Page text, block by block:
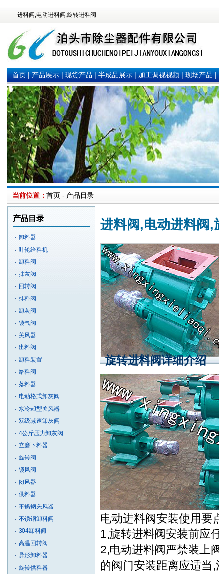
进料阀,电动进料阀,旋转进料阀
首页|产品展示|现货产品|半成品展示|加工调视视频|现场产品|
当前位置： 首页 - 产品目录
产品目录
卸料器
叶轮给料机
卸料阀
排灰阀
回转阀
排料阀
卸灰阀
锁气阀
关风器
出料阀
卸料装置
给料阀
落料器
电动格式卸灰阀
水冷却型关风器
双级减速卸灰阀
4公斤压力卸灰阀
立磨下料器
旋转阀
锁风阀
闭风器
供料器
不锈钢关风器
不锈钢卸料阀
304卸料阀
高温回转阀
异形卸料器
旋转供料器
进料阀,电动进料阀,
旋转进料阀详细介绍
电动进料阀安装使用要
1,旋转进料阀安装前应
2,电动进料阀严禁装上
的阀门安装距离应适当